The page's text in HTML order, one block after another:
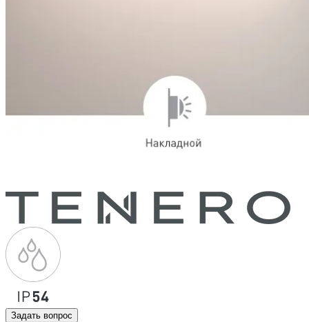
Задать вопрос